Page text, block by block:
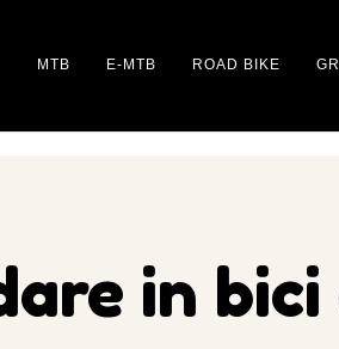
MTB E-MTB ROAD BIKE
in